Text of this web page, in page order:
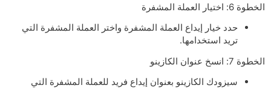
الخطوة 6: اختيار العملة المشفرة
حدد خيار إيداع العملة المشفرة واختر العملة المشفرة التي
تريد استخدامها.
الخطوة 7: انسخ عنوان الكازينو
سيزودك الكازينو بعنوان إيداع فريد للعملة المشفرة التي